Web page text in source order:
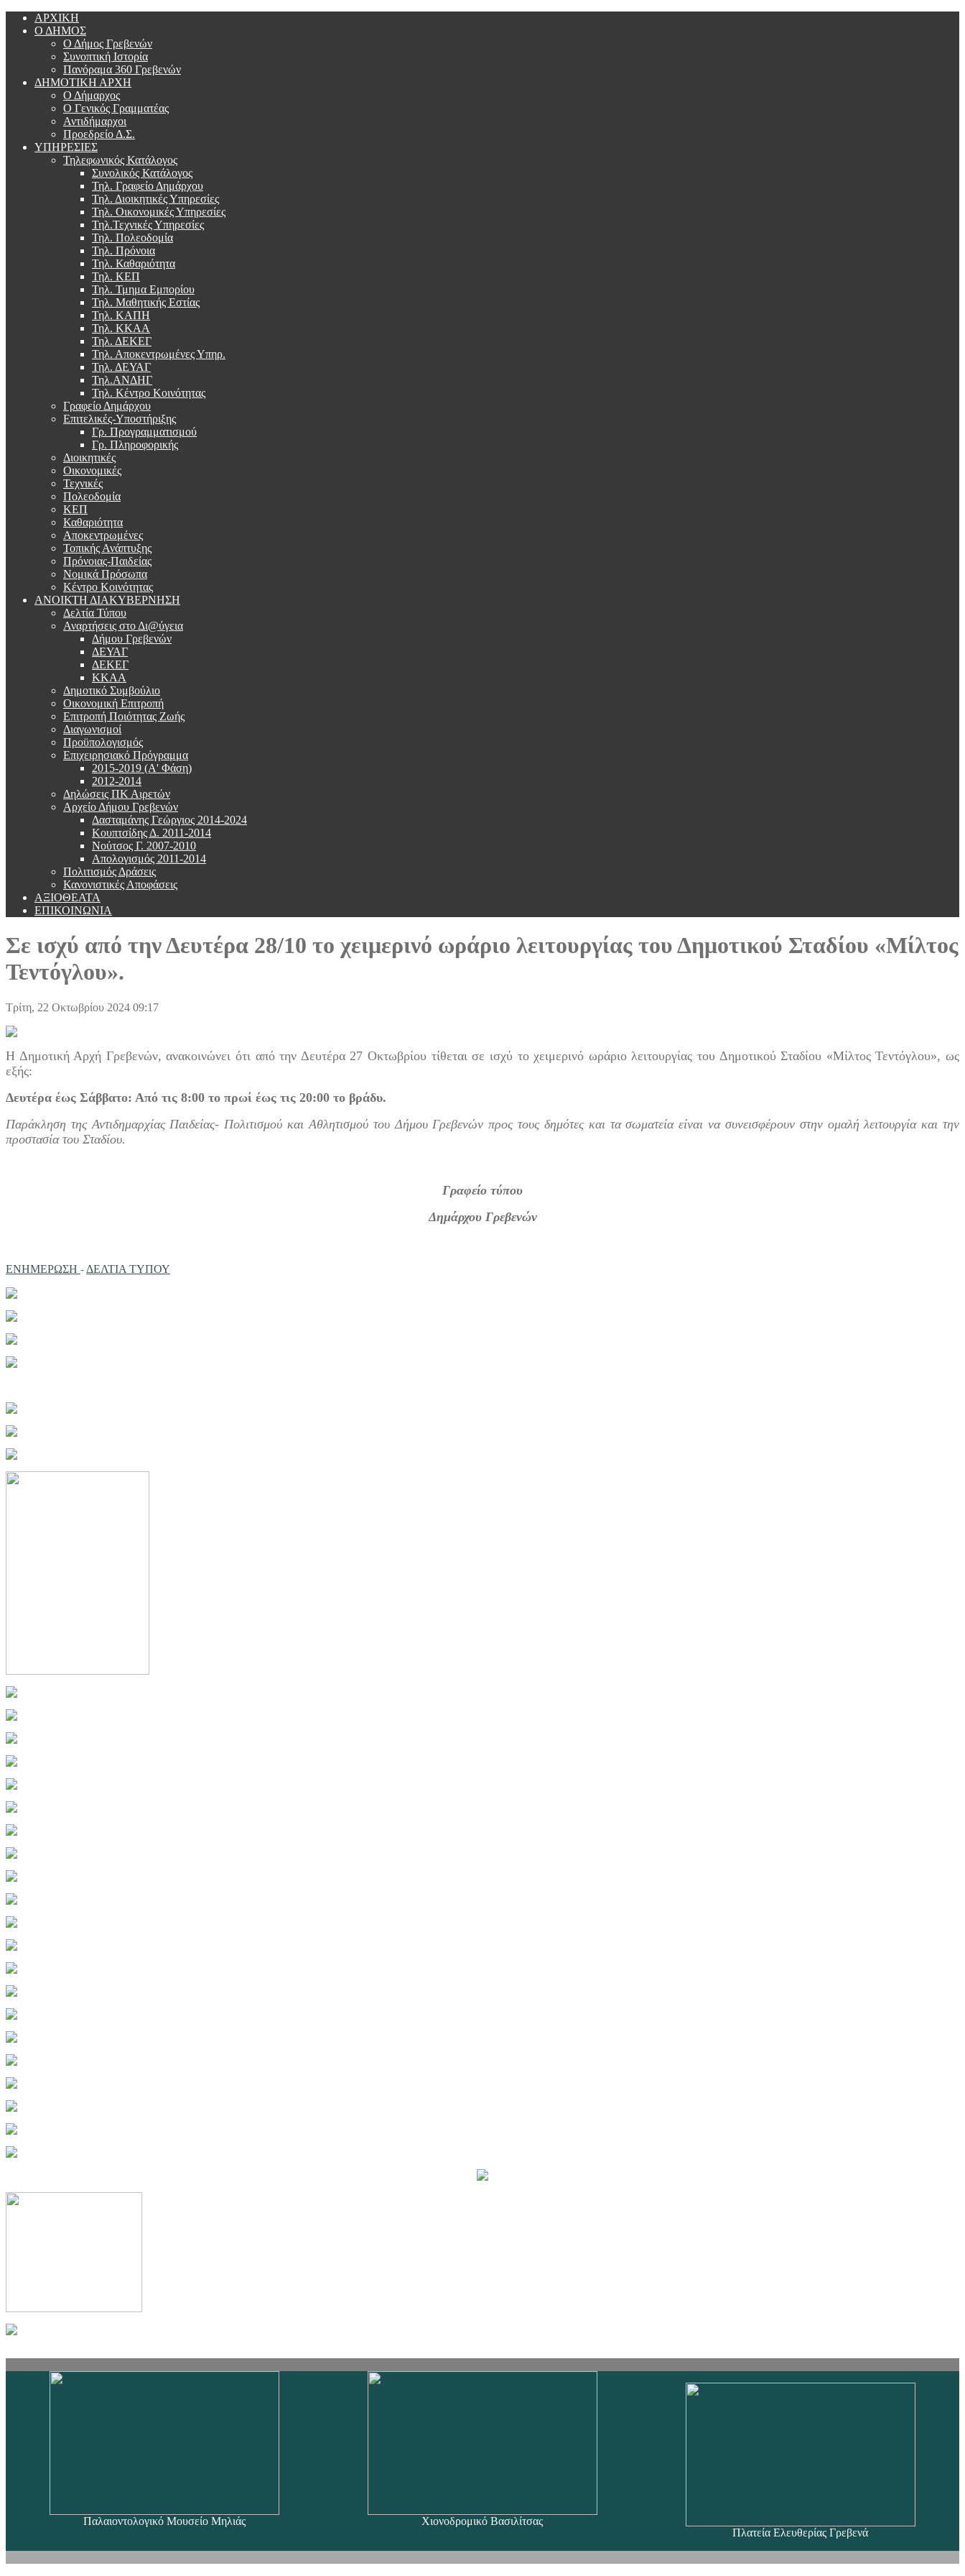
ΑΡΧΙΚΗ
Ο ΔΗΜΟΣ
Ο Δήμος Γρεβενών
Συνοπτική Ιστορία
Πανόραμα 360 Γρεβενών
ΔΗΜΟΤΙΚΗ ΑΡΧΗ
Ο Δήμαρχος
Ο Γενικός Γραμματέας
Αντιδήμαρχοι
Προεδρείο Δ.Σ.
ΥΠΗΡΕΣΙΕΣ
Τηλεφωνικός Κατάλογος
Συνολικός Κατάλογος
Τηλ. Γραφείο Δημάρχου
Τηλ. Διοικητικές Υπηρεσίες
Τηλ. Οικονομικές Υπηρεσίες
Τηλ.Τεχνικές Υπηρεσίες
Τηλ. Πολεοδομία
Τηλ. Πρόνοια
Τηλ. Καθαριότητα
Τηλ. ΚΕΠ
Τηλ. Τμημα Εμπορίου
Τηλ. Μαθητικής Εστίας
Τηλ. ΚΑΠΗ
Τηλ. ΚΚΑΑ
Τηλ. ΔΕΚΕΓ
Τηλ. Αποκεντρωμένες Υπηρ.
Τηλ. ΔΕΥΑΓ
Τηλ.ΑΝΔΗΓ
Τηλ. Κέντρο Κοινότητας
Γραφείο Δημάρχου
Επιτελικές-Υποστήριξης
Γρ. Προγραμματισμού
Γρ. Πληροφορικής
Διοικητικές
Οικονομικές
Τεχνικές
Πολεοδομία
ΚΕΠ
Καθαριότητα
Αποκεντρωμένες
Τοπικής Ανάπτυξης
Πρόνοιας-Παιδείας
Νομικά Πρόσωπα
Κέντρο Κοινότητας
ΑΝΟΙΚΤΗ ΔΙΑΚΥΒΕΡΝΗΣΗ
Δελτία Τύπου
Αναρτήσεις στο Δι@ύγεια
Δήμου Γρεβενών
ΔΕΥΑΓ
ΔΕΚΕΓ
ΚΚΑΑ
Δημοτικό Συμβούλιο
Οικονομική Επιτροπή
Επιτροπή Ποιότητας Ζωής
Διαγωνισμοί
Προϋπολογισμός
Επιχειρησιακό Πρόγραμμα
2015-2019 (Α' Φάση)
2012-2014
Δηλώσεις ΠΚ Αιρετών
Αρχείο Δήμου Γρεβενών
Δασταμάνης Γεώργιος 2014-2024
Κουπτσίδης Δ. 2011-2014
Νούτσος Γ. 2007-2010
Απολογισμός 2011-2014
Πολιτισμός Δράσεις
Κανονιστικές Αποφάσεις
ΑΞΙΟΘΕΑΤΑ
ΕΠΙΚΟΙΝΩΝΙΑ
Σε ισχύ από την Δευτέρα 28/10 το χειμερινό ωράριο λειτουργίας του Δημοτικού Σταδίου «Μίλτος
Τεντόγλου».
Τρίτη, 22 Οκτωβρίου 2024 09:17
Η Δημοτική Αρχή Γρεβενών, ανακοινώνει ότι από την Δευτέρα 27 Οκτωβρίου τίθεται σε ισχύ το χειμερινό ωράριο λειτουργίας του Δημοτικού Σταδίου «Μίλτος Τεντόγλου», ως
εξής:
Δευτέρα έως Σάββατο: Από τις 8:00 το πρωί έως τις 20:00 το βράδυ.
Παράκληση της Αντιδημαρχίας Παιδείας- Πολιτισμού και Αθλητισμού του Δήμου Γρεβενών προς τους δημότες και τα σωματεία είναι να συνεισφέρουν στην ομαλή λειτουργία και την
προστασία του Σταδίου.
Γραφείο τύπου
Δημάρχου Γρεβενών
ΕΝΗΜΕΡΩΣΗ - ΔΕΛΤΙΑ ΤΥΠΟΥ
Παλαιοντολογικό Μουσείο Μηλιάς
Χιονοδρομικό Βασιλίτσας
Πλατεία Ελευθερίας Γρεβενά